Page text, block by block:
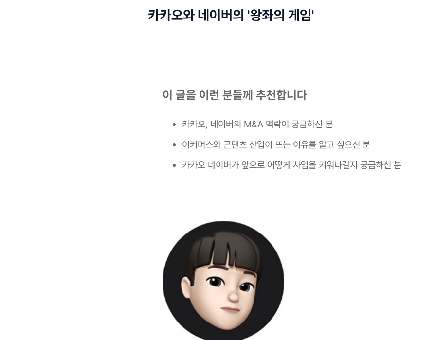
카카오와 네이버의 '왕좌의 게임'
이 글을 이런 분들께 추천합니다
카카오, 네이버의 M&A 맥락이 궁금하신 분
이커머스와 콘텐츠 산업이 뜨는 이유를 알고 싶으신 분
카카오 네이버가 앞으로 어떻게 사업을 키워나갈지 궁금하신 분